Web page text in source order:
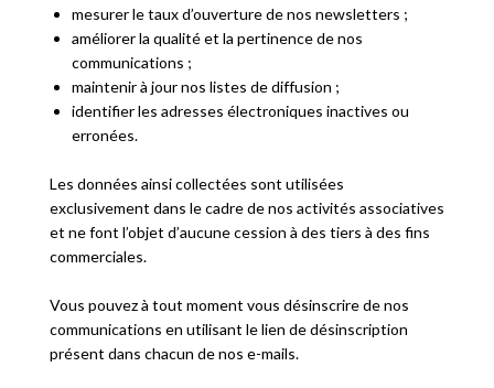
mesurer le taux d’ouverture de nos newsletters ;
améliorer la qualité et la pertinence de nos
communications ;
maintenir à jour nos listes de diffusion ;
identifier les adresses électroniques inactives ou
erronées.
Les données ainsi collectées sont utilisées
exclusivement dans le cadre de nos activités associatives
et ne font l’objet d’aucune cession à des tiers à des fins
commerciales.
Vous pouvez à tout moment vous désinscrire de nos
communications en utilisant le lien de désinscription
présent dans chacun de nos e-mails.